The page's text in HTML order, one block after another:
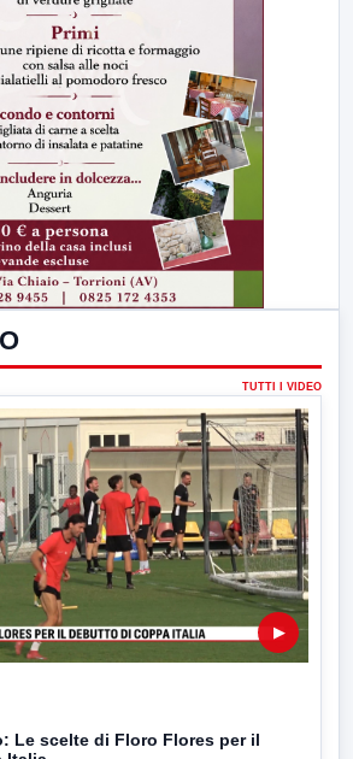
TUTTI I VIDEO
▶
Le scelte di Floro Flores per il